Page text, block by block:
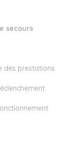
secours
des prestations